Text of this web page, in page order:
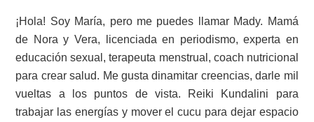
¡Hola! Soy María, pero me puedes llamar Mady. Mamá
de Nora y Vera, licenciada en periodismo, experta en
educación sexual, terapeuta menstrual, coach nutricional
para crear salud. Me gusta dinamitar creencias, darle mil
vueltas a los puntos de vista. Reiki Kundalini para
trabajar las energías y mover el cucu para dejar espacio